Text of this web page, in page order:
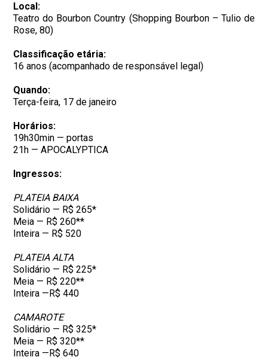
Local:
Teatro do Bourbon Country (Shopping Bourbon – Tulio de
Rose, 80)
Classificação etária:
16 anos (acompanhado de responsável legal)
Quando:
Terça-feira, 17 de janeiro
Horários:
19h30min — portas
21h — APOCALYPTICA
Ingressos:
PLATEIA BAIXA
Solidário — R$ 265*
Meia — R$ 260**
Inteira — R$ 520
PLATEIA ALTA
Solidário — R$ 225*
Meia — R$ 220**
Inteira —R$ 440
CAMAROTE
Solidário — R$ 325*
Meia — R$ 320**
Inteira —R$ 640